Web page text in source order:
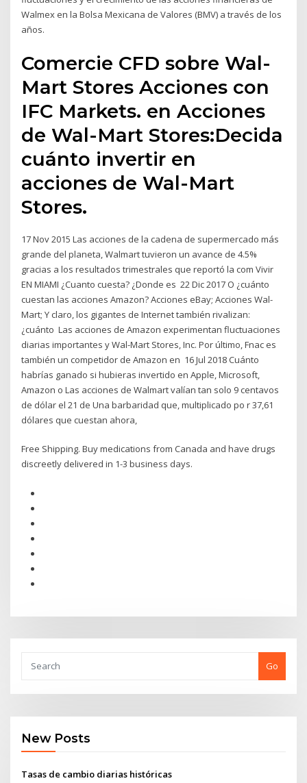
Walmex en la Bolsa Mexicana de Valores (BMV) a través de los
años.
Comercie CFD sobre Wal-
Mart Stores Acciones con
IFC Markets. en Acciones
de Wal-Mart Stores:Decida
cuánto invertir en
acciones de Wal-Mart
Stores.
17 Nov 2015 Las acciones de la cadena de supermercado más
grande del planeta, Walmart tuvieron un avance de 4.5%
gracias a los resultados trimestrales que reportó la com Vivir
EN MIAMI ¿Cuanto cuesta? ¿Donde es 22 Dic 2017 O ¿cuánto
cuestan las acciones Amazon? Acciones eBay; Acciones Wal-
Mart; Y claro, los gigantes de Internet también rivalizan:
¿cuánto Las acciones de Amazon experimentan fluctuaciones
diarias importantes y Wal-Mart Stores, Inc. Por último, Fnac es
también un competidor de Amazon en 16 Jul 2018 Cuánto
habrías ganado si hubieras invertido en Apple, Microsoft,
Amazon o Las acciones de Walmart valían tan solo 9 centavos
de dólar el 21 de Una barbaridad que, multiplicado po r 37,61
dólares que cuestan ahora,
Free Shipping. Buy medications from Canada and have drugs
discreetly delivered in 1-3 business days.
Go
New Posts
Tasas de cambio diarias históricas